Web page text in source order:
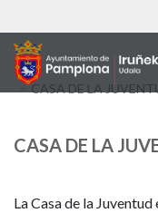
au
contenu
principal
CASA DE LA
CASA DE LA
La Casa de la